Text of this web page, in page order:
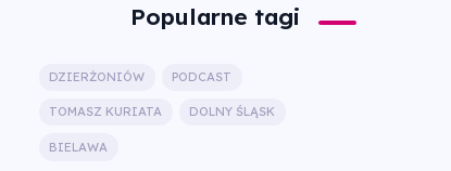
Popularne tagi
DZIERŻONIÓW PODCAST
TOMASZ KURIATA DOLNY ŚLĄSK
BIELAWA